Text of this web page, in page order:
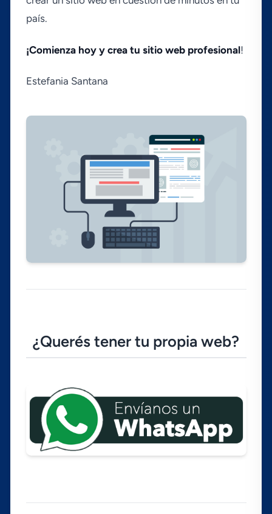
paí­s.
¡Comienza hoy y crea tu sitio web profesional!
Estefania Santana
¿Querés tener tu propia web?